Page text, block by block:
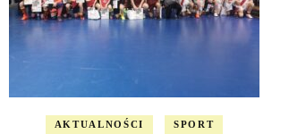
AKTUALNOŚCI SPORT